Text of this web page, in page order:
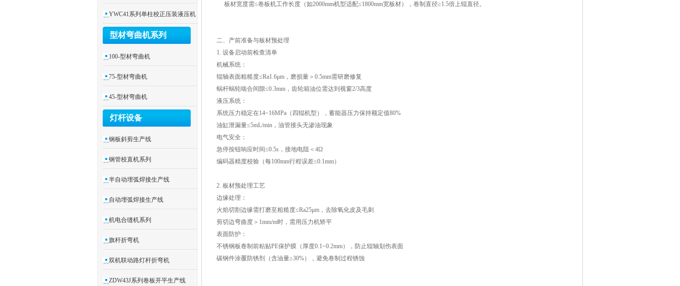
YWC41系列单柱校正压装液压机
型材弯曲机系列
100-型材弯曲机
75-型材弯曲机
45-型材弯曲机
灯杆设备
钢板斜剪生产线
钢管校直机系列
半自动埋弧焊接生产线
自动埋弧焊接生产线
机电合缝机系列
旗杆折弯机
双机联动路灯杆折弯机
ZDW43J系列卷板开平生产线
板材宽度需≤卷板机工作长度（如2000mm机型适配≤1800mm宽板材），卷制直径≥1.5倍上辊直径。
二、产前准备与板材预处理
1. 设备启动前检查清单
机械系统：
辊轴表面粗糙度≤Ra1.6μm，磨损量＞0.5mm需研磨修复
蜗杆蜗轮啮合间隙≤0.3mm，齿轮箱油位需达到视窗2/3高度
液压系统：
系统压力稳定在14~16MPa（四辊机型），蓄能器压力保持额定值80%
油缸泄漏量≤5mL/min，油管接头无渗油现象
电气安全：
急停按钮响应时间≤0.5s，接地电阻＜4Ω
编码器精度校验（每100mm行程误差≤0.1mm）
2. 板材预处理工艺
边缘处理：
火焰切割边缘需打磨至粗糙度≤Ra25μm，去除氧化皮及毛刺
剪切边弯曲度＞1mm/m时，需用压力机矫平
表面防护：
不锈钢板卷制前粘贴PE保护膜（厚度0.1~0.2mm），防止辊轴划伤表面
碳钢件涂覆防锈剂（含油量≥30%），避免卷制过程锈蚀